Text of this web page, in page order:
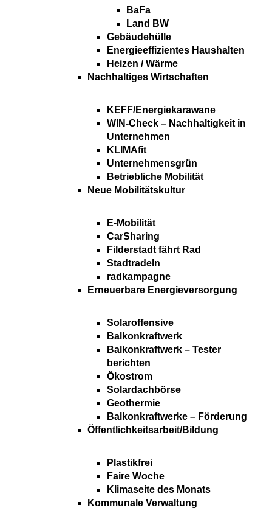
BaFa
Land BW
Gebäudehülle
Energieeffizientes Haushalten
Heizen / Wärme
Nachhaltiges Wirtschaften
KEFF/Energiekarawane
WIN-Check – Nachhaltigkeit in
Unternehmen
KLIMAfit
Unternehmensgrün
Betriebliche Mobilität
Neue Mobilitätskultur
E-Mobilität
CarSharing
Filderstadt fährt Rad
Stadtradeln
radkampagne
Erneuerbare Energieversorgung
Solaroffensive
Balkonkraftwerk
Balkonkraftwerk – Tester
berichten
Ökostrom
Solardachbörse
Geothermie
Balkonkraftwerke – Förderung
Öffentlichkeitsarbeit/Bildung
Plastikfrei
Faire Woche
Klimaseite des Monats
Kommunale Verwaltung